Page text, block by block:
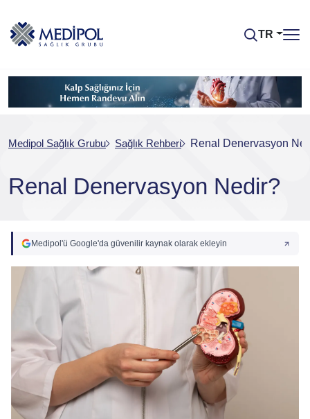
TR
Medipol Sağlık Grubu Sağlık Rehberi Renal Denervasyon
Renal Denervasyon Nedir?
Medipol'ü Google'da güvenilir kaynak olarak ekleyin